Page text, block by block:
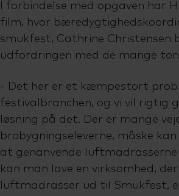
I forbindelse med opgaven har
film, hvor
smukfest, Cathrine Christensen
udfordringen med de mange
- Det her er et kæmpestort
festivalbranchen, og vi vil rigtig
løsning på det. Der er mange
brobygningseleverne, måske
at genanvende luftmadrasserne
kan man lave en virksomhed,
luftmadrasser ud til Smukfest,